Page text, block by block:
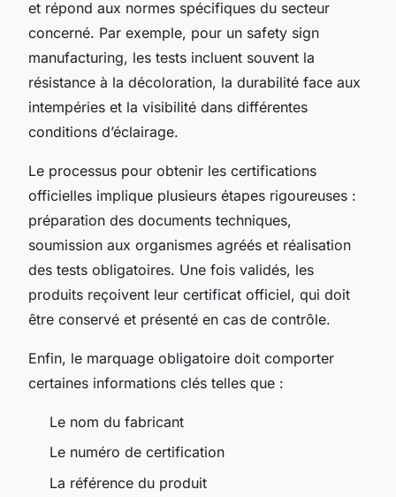
et répond aux normes spécifiques du secteur
concerné. Par exemple, pour un safety sign
manufacturing, les tests incluent souvent la
résistance à la décoloration, la durabilité face aux
intempéries et la visibilité dans différentes
conditions d’éclairage.
Le processus pour obtenir les certifications
officielles implique plusieurs étapes rigoureuses :
préparation des documents techniques,
soumission aux organismes agréés et réalisation
des tests obligatoires. Une fois validés, les
produits reçoivent leur certificat officiel, qui doit
être conservé et présenté en cas de contrôle.
Enfin, le marquage obligatoire doit comporter
certaines informations clés telles que :
Le nom du fabricant
Le numéro de certification
La référence du produit